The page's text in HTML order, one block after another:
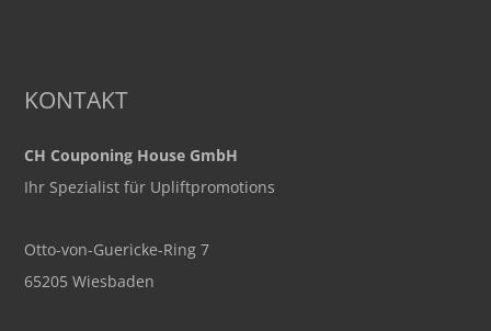
KONTAKT
CH Couponing House GmbH
Ihr Spezialist für Upliftpromotions
Otto-von-Guericke-Ring 7
65205 Wiesbaden